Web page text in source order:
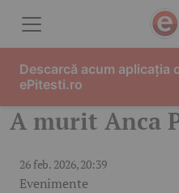
A murit Anca
26 feb. 2026, 20:39
Evenimente
Descarcă acum aplicația
ePitesti.ro